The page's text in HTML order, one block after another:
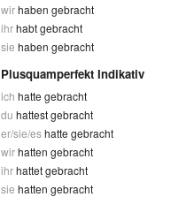
wirhaben gebracht
ihrhabt gebracht
sie haben gebracht
Plusquamperfekt Indikativ
ich hatte gebracht
du hattest gebracht
er/sie/eshatte gebracht
wirhatten gebracht
ihrhattet gebracht
sie hatten gebracht